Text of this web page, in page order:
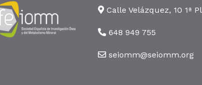
Calle Velázquez, 10 1ª
648 949 755
seiomm@seiomm.org